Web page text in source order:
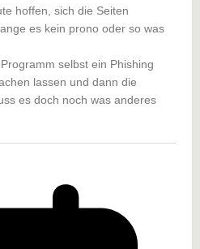
hoffen, sich die Seiten
es kein prono oder so was
selbst ein Phishing
lassen und dann die
es doch noch was anderes